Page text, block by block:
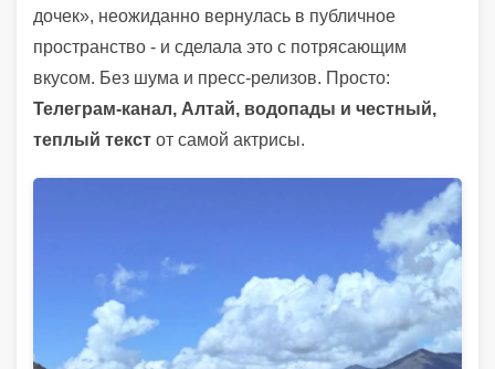
дочек», неожиданно вернулась в публичное
пространство - и сделала это с потрясающим
вкусом. Без шума и пресс-релизов. Просто:
Телеграм-канал, Алтай, водопады и честный,
теплый текст от самой актрисы.